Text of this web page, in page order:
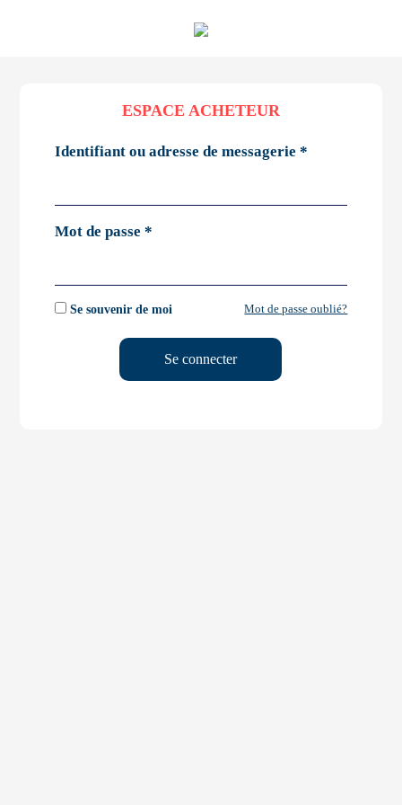
ESPACE ACHETEUR
Identifiant ou adresse de messagerie *
Mot de passe *
Se souvenir de moi Mot de passe oublié?